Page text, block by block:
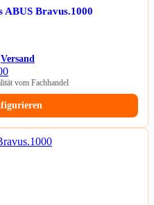
ABUS Bravus.1000
Versand
vom Fachhandel